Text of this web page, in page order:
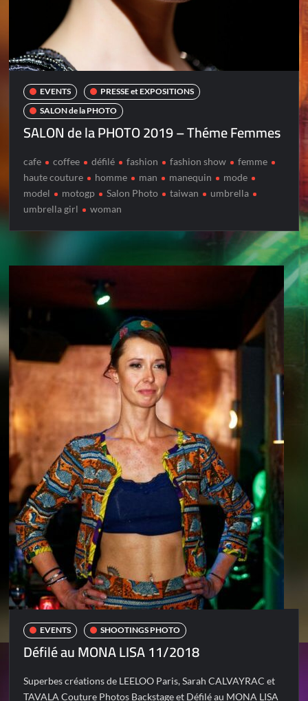
EVENTS
PRESSE et EXPOSITIONS
SALON de la PHOTO
SALON de la PHOTO 2019 – Théme Femmes
cafe coffee défilé fashion fashion show
femme
haute couture
homme man manequin
mode
model
motogp Salon Photo taiwan
umbrella
umbrella girl
woman
EVENTS SHOOTINGS PHOTO
Défilé au MONA LISA 11/2018
Superbes créations de LEELOO Paris, Sarah CALVAYRAC et
TAVALA Couture Photos Backstage et Défilé au MONA LISA